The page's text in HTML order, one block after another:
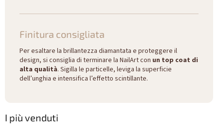
Finitura consigliata
Per esaltare la brillantezza diamantata e proteggere il
design, si consiglia di terminare la NailArt con un top coat di
alta qualità. Sigilla le particelle, leviga la superficie
dell’unghia e intensifica l’effetto scintillante.
I più venduti